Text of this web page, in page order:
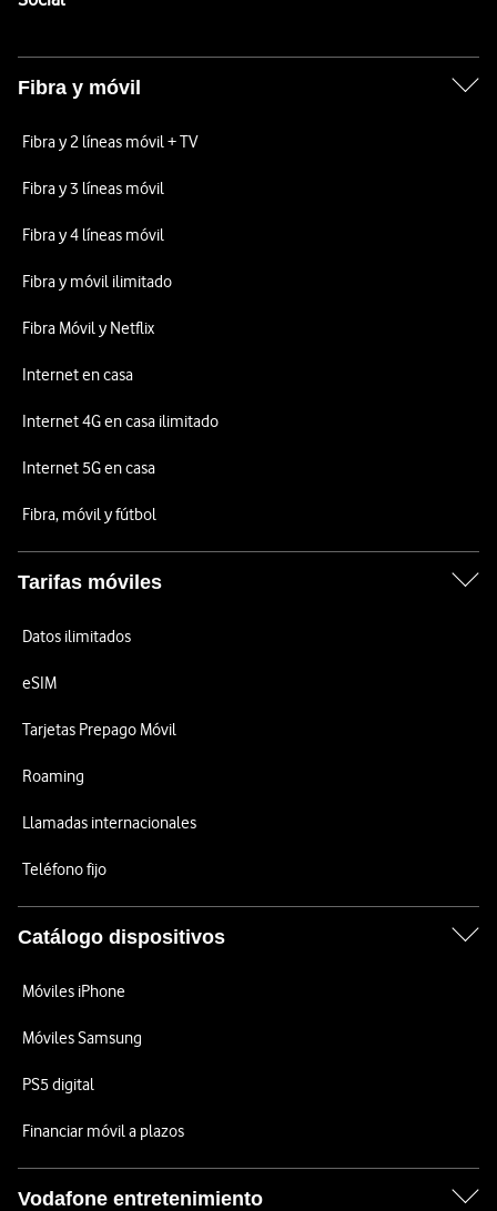
Fibra y móvil
Fibra y 2 líneas móvil + TV
Fibra y 3 líneas móvil
Fibra y 4 líneas móvil
Fibra y móvil ilimitado
Fibra Móvil y Netflix
Internet en casa
Internet 4G en casa ilimitado
Internet 5G en casa
Fibra, móvil y fútbol
Tarifas móviles
Datos ilimitados
eSIM
Tarjetas Prepago Móvil
Roaming
Llamadas internacionales
Teléfono fijo
Catálogo dispositivos
Móviles iPhone
Móviles Samsung
PS5 digital
Financiar móvil a plazos
Vodafone entretenimiento